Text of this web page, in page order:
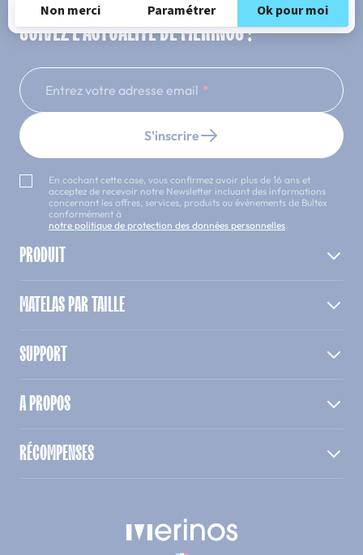
SUIVEZ L'ACTUALITÉ DE MERINOS !
Entrez votre adresse email
S'inscrire
En cochant cette case, vous confirmez avoir plus de 16 ans et
acceptez de recevoir notre Newsletter incluant des informations
concernant les offres, services, produits ou évènements de Bultex
conformément à
notre politique de protection des données personnelles.
PRODUIT
MATELAS PAR TAILLE
SUPPORT
A PROPOS
RÉCOMPENSES